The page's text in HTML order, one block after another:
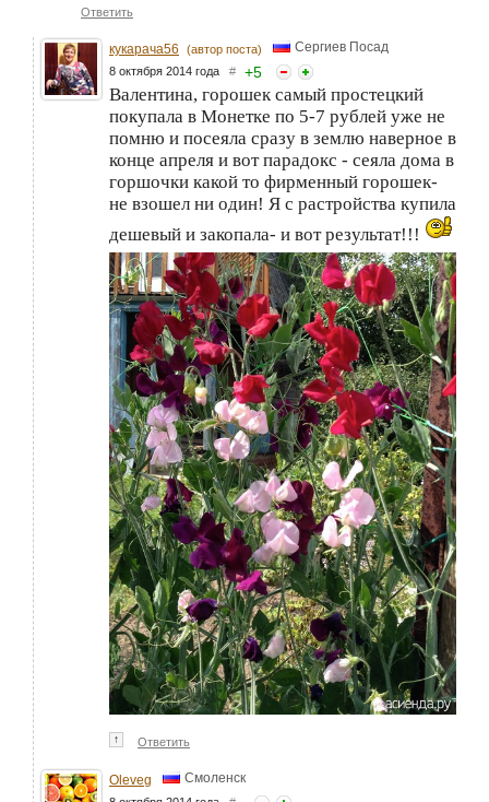
Ответить
кукарача56 (автор поста) Сергиев Посад
8 октября 2014 года # +5
Валентина, горошек самый простецкий
покупала в Монетке по 5-7 рублей уже не
помню и посеяла сразу в землю наверное в
конце апреля и вот парадокс - сеяла дома в
горшочки какой то фирменный горошек-
не взошел ни один! Я с растройства купила
дешевый и закопала- и вот результат!!!
↑ Ответить
Oleveg Смоленск